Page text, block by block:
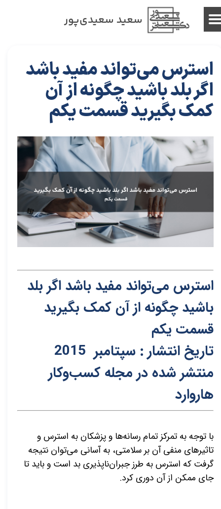
سعید سعیدی‌پور
استرس می‌تواند مفید باشد
اگر بلد باشید چگونه از آن
کمک بگیرید قسمت یکم
استرس می‌تواند مفید باشد اگر بلد
باشید چگونه از آن کمک بگیرید
قسمت یکم
تاریخ انتشار : سپتامبر 2015
منتشر شده در مجله کسب‌و‌کار
هاروارد
با توجه به تمرکز تمام رسانه‌ها و پزشکان به استرس و
تاثیرهای منفی آن بر سلامتی، به آسانی می‌توان نتیجه
گرفت که استرس به طرز جبران‌ناپذیری بد است و باید تا
جای ممکن از آن دوری کرد.